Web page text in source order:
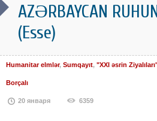
AZƏRBAYCAN
(Esse)
Humanitar elmlər, Sumqayıt, "XXI əsrin
Borçalı
20 января 6359